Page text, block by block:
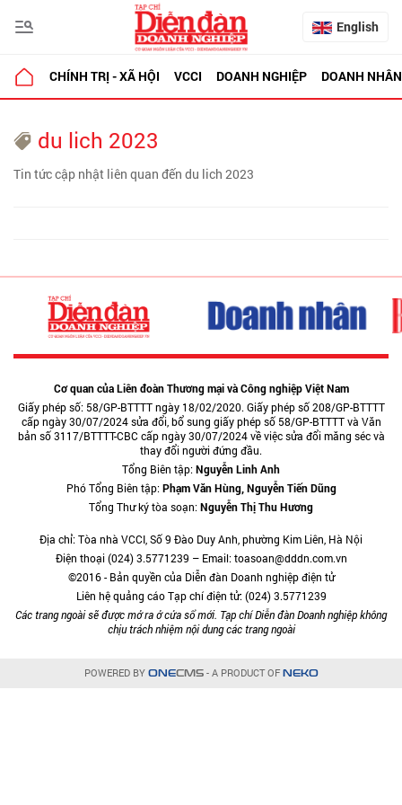
English
CHÍNH TRỊ - XÃ HỘI VCCI DOANH NGHIỆP DOANH NHÂN
du lich 2023
Tin tức cập nhật liên quan đến du lich 2023
Cơ quan của Liên đoàn Thương mại và Công nghiệp Việt Nam
Giấy phép số: 58/GP-BTTTT ngày 18/02/2020. Giấy phép số 208/GP-BTTTT
cấp ngày 30/07/2024 sửa đổi, bổ sung giấy phép số 58/GP-BTTTT và Văn
bản số 3117/BTTTT-CBC cấp ngày 30/07/2024 về việc sửa đổi măng séc và
thay đổi người đứng đầu.
Tổng Biên tập:Nguyễn Linh Anh
Phó Tổng Biên tập:Phạm Văn Hùng, Nguyễn Tiến Dũng
Tổng Thư ký tòa soạn:Nguyễn Thị Thu Hương
Địa chỉ: Tòa nhà VCCI, Số 9 Đào Duy Anh, phường Kim Liên, Hà Nội
Điện thoại (024) 3.5771239 – Email: toasoan@dddn.com.vn
©2016 - Bản quyền của Diễn đàn Doanh nghiệp điện tử
Liên hệ quảng cáo Tạp chí điện tử: (024) 3.5771239
Các trang ngoài sẽ được mở ra ở cửa sổ mới. Tạp chí Diễn đàn Doanh nghiệp không
chịu trách nhiệm nội dung các trang ngoài
POWERED BY ONECMS- A PRODUCT OF NEKO